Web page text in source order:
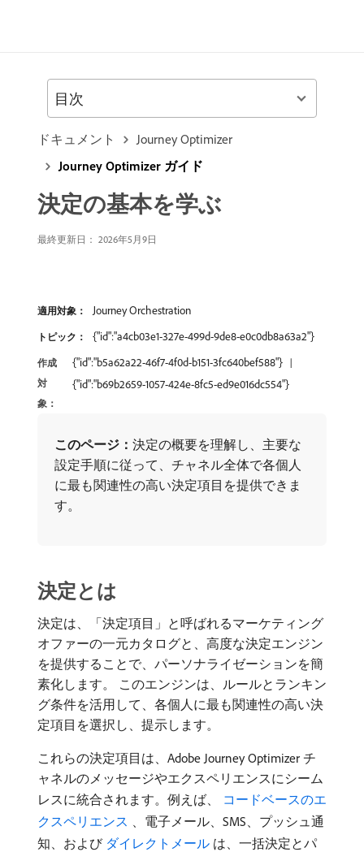
ドキュメント
Journey Optimizer
Journey Optimizer ガイド
決定の基本を学ぶ
最終更新日： 2026年5月9日
適用対象： Journey Orchestration
トピック： {"id":"a4cb03e1-327e-499d-9de8-e0c0db8a63a2"}
作成
対
象：
{"id":"b5a62a22-46f7-4f0d-b151-3fc640bef588"}
{"id":"b69b2659-1057-424e-8fc5-ed9e016dc554"}
このページ： ​決定の概要を理解し、主要な
設定手順に従って、チャネル全体で各個人
に最も関連性の高い決定項目を提供できま
す。
決定とは
決定は、「決定項目」と呼ばれるマーケティング
オファーの一元カタログと、高度な決定エンジン
を提供することで、パーソナライゼーションを簡
素化します。 このエンジンは、ルールとランキン
グ条件を活用して、各個人に最も関連性の高い決
定項目を選択し、提示します。
これらの決定項目は、Adobe Journey Optimizer チ
ャネルのメッセージやエクスペリエンスにシーム
レスに統合されます。例えば、
​ コードベースのエ
クスペリエンス ​ 、電子メール、SMS、プッシュ通
知、および​ ダイレクトメール ​ は、一括決定とパ
目次